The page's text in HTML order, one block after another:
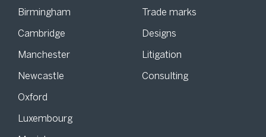
Birmingham
Cambridge
Manchester
Newcastle
Oxford
Luxembourg
Trade marks
Designs
Litigation
Consulting